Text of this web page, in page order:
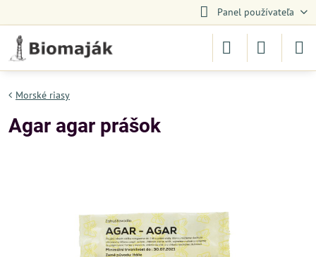
Panel používateľa
Morské riasy
Agar agar prášok